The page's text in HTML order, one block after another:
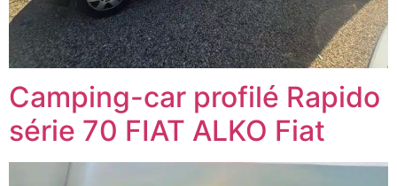
Camping-car profilé Rapido
série 70 FIAT ALKO Fiat